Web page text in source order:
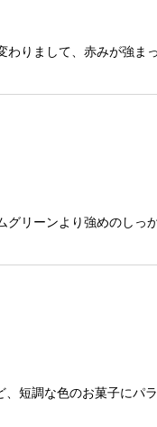
りまして、赤みが強ま
リーンより強めのし
短調な色のお菓子にパ